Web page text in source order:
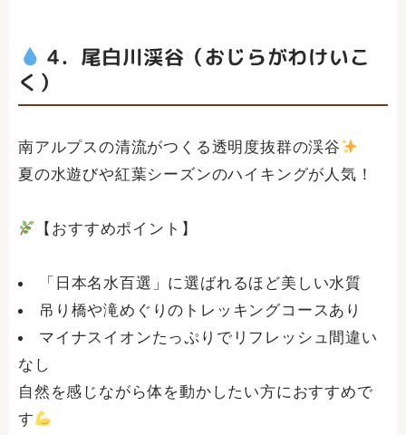
4．尾白川渓谷（おじらがわけいこ
く）
南アルプスの清流がつくる透明度抜群の渓谷
夏の水遊びや紅葉シーズンのハイキングが人気！
【おすすめポイント】
「日本名水百選」に選ばれるほど美しい水質
吊り橋や滝めぐりのトレッキングコースあり
マイナスイオンたっぷりでリフレッシュ間違い
なし
自然を感じながら体を動かしたい方におすすめで
す